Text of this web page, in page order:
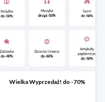
Wielka Wyprzedaż! do -70%